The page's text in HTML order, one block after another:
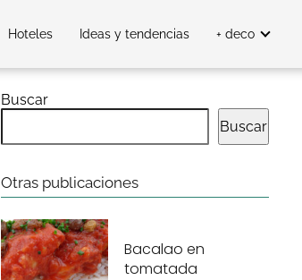
Hoteles Ideas y tendencias + deco
Buscar
Buscar
Otras publicaciones
Bacalao en
tomatada